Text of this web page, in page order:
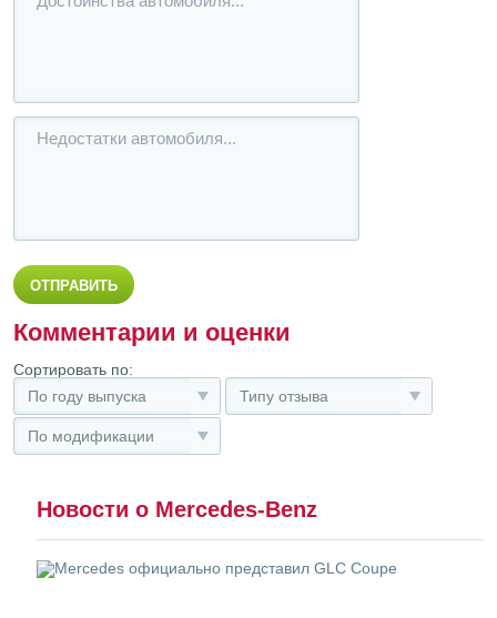
Комментарии и оценки
Сортировать по:
По году выпуска
Типу отзыва
По модификации
Новости о Mercedes-Benz